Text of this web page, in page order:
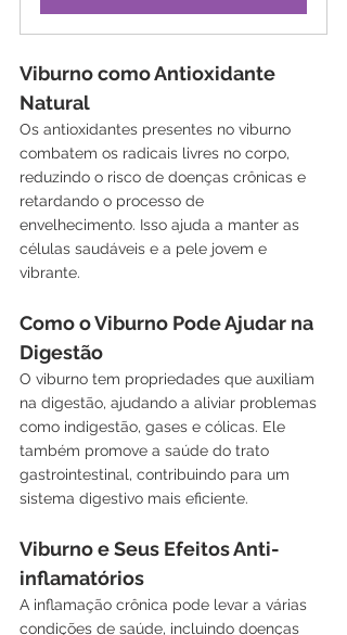
Viburno como Antioxidante
Natural
Os antioxidantes presentes no viburno
combatem os radicais livres no corpo,
reduzindo o risco de doenças crônicas e
retardando o processo de
envelhecimento. Isso ajuda a manter as
células saudáveis e a pele jovem e
vibrante.
Como o Viburno Pode Ajudar na
Digestão
O viburno tem propriedades que auxiliam
na digestão, ajudando a aliviar problemas
como indigestão, gases e cólicas. Ele
também promove a saúde do trato
gastrointestinal, contribuindo para um
sistema digestivo mais eficiente.
Viburno e Seus Efeitos Anti-
inflamatórios
A inflamação crônica pode levar a várias
condições de saúde, incluindo doenças